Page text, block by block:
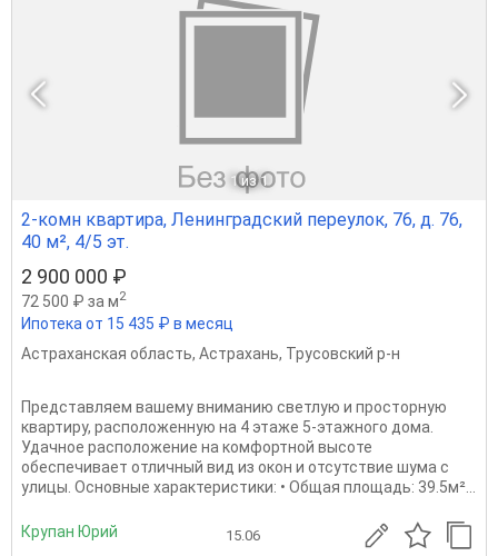
1 из 1
2-комн квартира, Ленинградский переулок, 76, д. 76,
40 м², 4/5 эт.
2 900 000 ₽
72 500 ₽ за м2
Ипотека от 15 435 ₽ в месяц
Астраханская область, Астрахань, Трусовский р-н
Представляем вашему вниманию светлую и просторную
квартиру, расположенную на 4 этаже 5-этажного дома.
Удачное расположение на комфортной высоте
обеспечивает отличный вид из окон и отсутствие шума с
улицы. Основные характеристики: • Общая площадь: 39.5м²...
Крупан Юрий 15.06